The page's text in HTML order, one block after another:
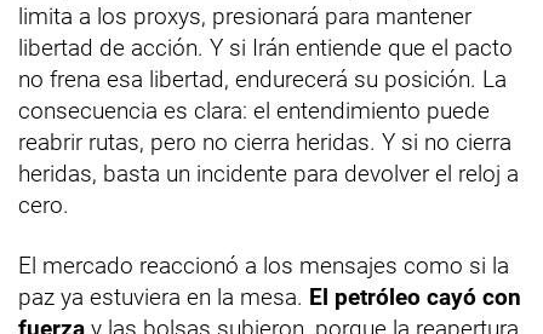
limita a los proxys, presionará para mantener
libertad de acción. Y si Irán entiende que el pacto
no frena esa libertad, endurecerá su posición. La
consecuencia es clara: el entendimiento puede
reabrir rutas, pero no cierra heridas. Y si no cierra
heridas, basta un incidente para devolver el reloj a
cero.
El mercado reaccionó a los mensajes como si la
paz ya estuviera en la mesa. El petróleo cayó con
fuerza y las bolsas subieron, porque la reapertura